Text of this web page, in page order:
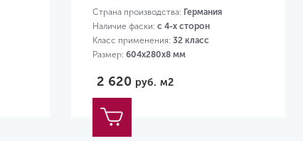
Страна производства: Германия
Наличие фаски: с 4-х сторон
Класс применения: 32 класс
Размер: 604х280х8 мм
2 620 руб. м2